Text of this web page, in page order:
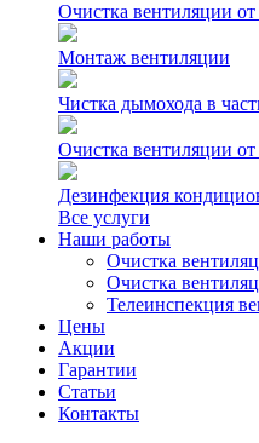
Очистка вентиляции
Монтаж вентиляции
Чистка дымохода в
Очистка вентиляции
Дезинфекция
Все услуги
Наши работы
Очистка
Очистка
Телеинспекция
Цены
Акции
Гарантии
Статьи
Контакты